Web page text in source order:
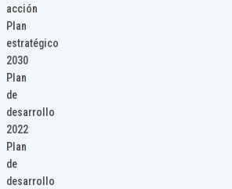
acción
Plan
estratégico
2030
Plan
de
desarrollo
2022
Plan
de
desarrollo